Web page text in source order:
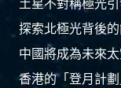
土星不對稱極光
探索北極光背後
中國將成為未來
香港的「登月計劃